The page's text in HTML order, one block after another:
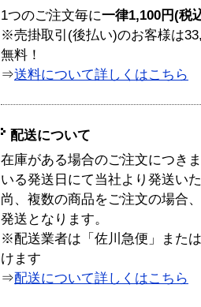
1つのご注文毎に一律1,100円(税
※売掛取引(後払い)のお客様は
無料！
⇒送料について詳しくはこちら
配送について
在庫がある場合のご注文につき
いる発送日にて当社より発送い
尚、複数の商品をご注文の場合
発送となります。
※配送業者は「佐川急便」また
けます
⇒配送について詳しくはこちら